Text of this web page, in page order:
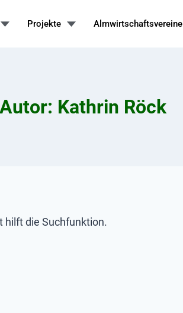
Projekte Almwirtschaftsvereine
Autor: Kathrin Röck
hilft die Suchfunktion.